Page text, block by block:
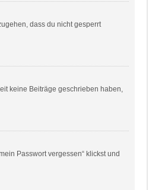
dass du nicht gesperrt
keine Beiträge geschrieben haben,
Passwort vergessen“ klickst und